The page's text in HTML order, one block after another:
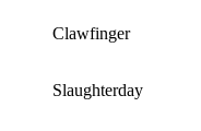
Clawfinger
Slaughterday